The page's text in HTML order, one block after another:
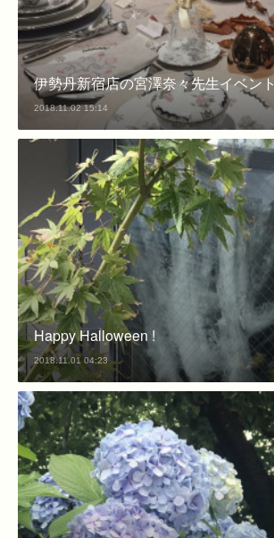
伊勢丹新宿店の宮澤奈々先生イベント
2018.11.02 15:14
Happy Halloween !
2018.11.01 04:23